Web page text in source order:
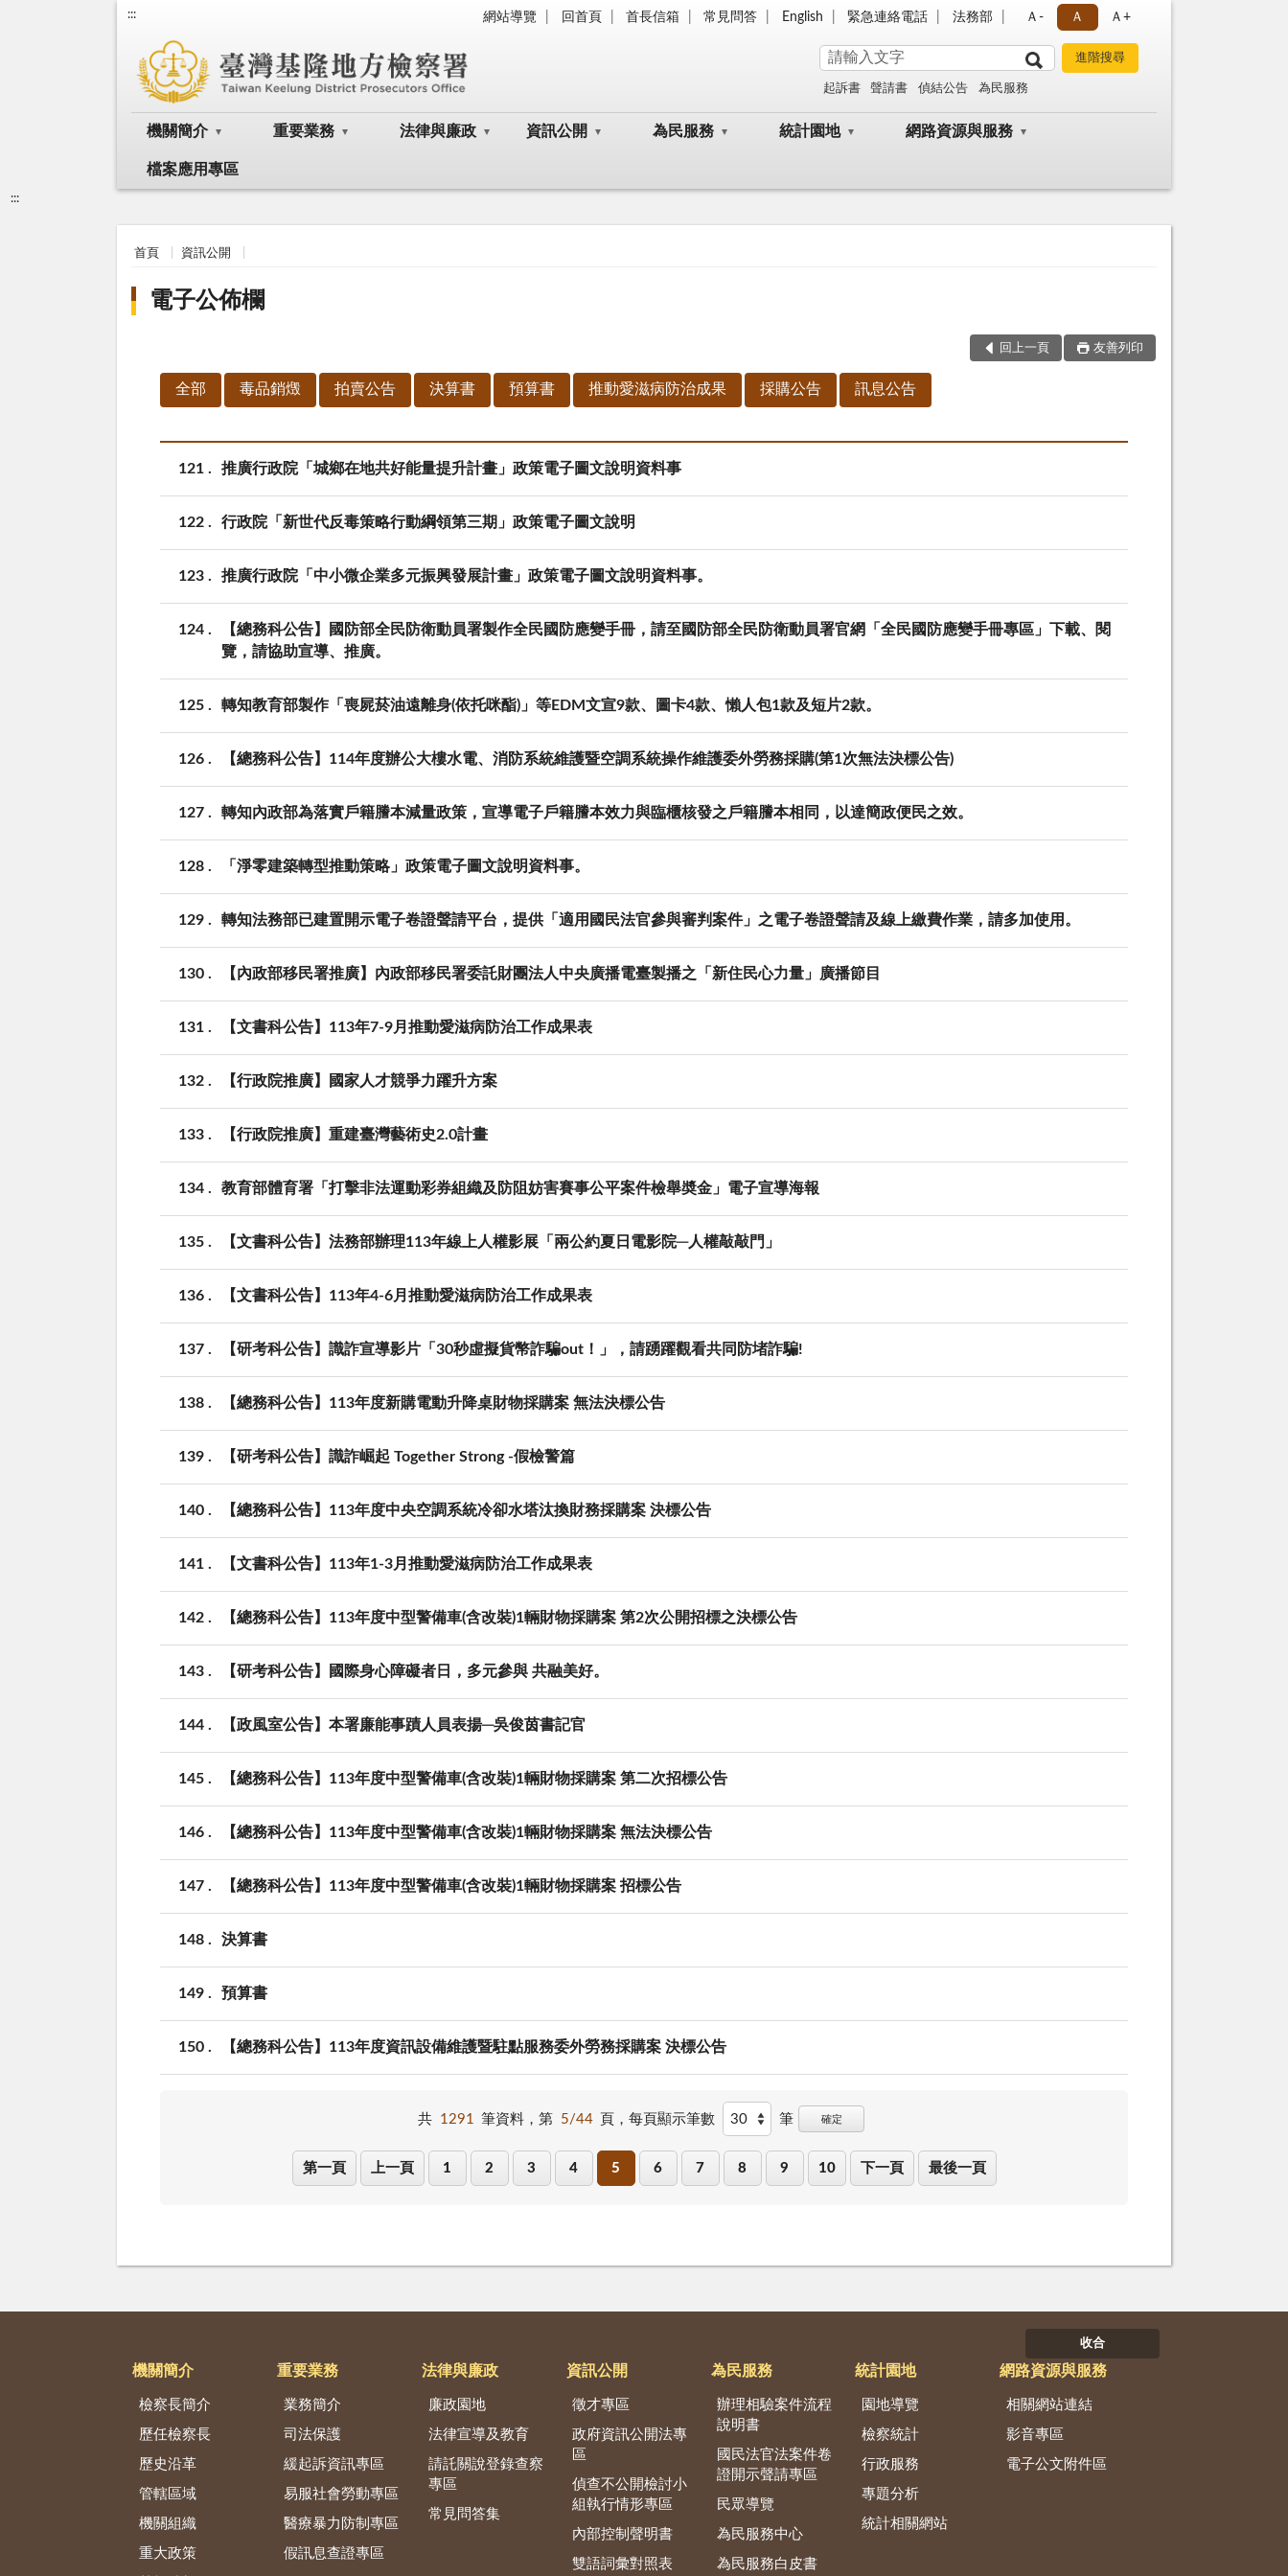
::: 網站導覽 回首頁 首長信箱 常見問答 English 緊急連絡電話 法務部 Ａ- Ａ Ａ+
起訴書 聲請書 偵結公告 為民服務
機關簡介 重要業務 法律與廉政 資訊公開 為民服務 統計園地 網路資源與服務
檔案應用專區
:::
首頁 資訊公開
電子公佈欄
回上一頁 友善列印
全部 毒品銷燬 拍賣公告 決算書 預算書 推動愛滋病防治成果 採購公告 訊息公告
121 推廣行政院「城鄉在地共好能量提升計畫」政策電子圖文說明資料事
122 行政院「新世代反毒策略行動綱領第三期」政策電子圖文說明
123 推廣行政院「中小微企業多元振興發展計畫」政策電子圖文說明資料事。
124
【總務科公告】國防部全民防衛動員署製作全民國防應變手冊，請至國防部全民防衛動員署官網「全民國防應變手冊專區」下載、閱
覽，請協助宣導、推廣。
125 轉知教育部製作「喪屍菸油遠離身(依托咪酯)」等EDM文宣9款、圖卡4款、懶人包1款及短片2款。
126 【總務科公告】114年度辦公大樓水電、消防系統維護暨空調系統操作維護委外勞務採購(第1次無法決標公告)
127 轉知內政部為落實戶籍謄本減量政策，宣導電子戶籍謄本效力與臨櫃核發之戶籍謄本相同，以達簡政便民之效。
128 「淨零建築轉型推動策略」政策電子圖文說明資料事。
129 轉知法務部已建置開示電子卷證聲請平台，提供「適用國民法官參與審判案件」之電子卷證聲請及線上繳費作業，請多加使用。
130 【內政部移民署推廣】內政部移民署委託財團法人中央廣播電臺製播之「新住民心力量」廣播節目
131 【文書科公告】113年7-9月推動愛滋病防治工作成果表
132 【行政院推廣】國家人才競爭力躍升方案
133 【行政院推廣】重建臺灣藝術史2.0計畫
134 教育部體育署「打擊非法運動彩券組織及防阻妨害賽事公平案件檢舉奬金」電子宣導海報
135 【文書科公告】法務部辦理113年線上人權影展「兩公約夏日電影院─人權敲敲門」
136 【文書科公告】113年4-6月推動愛滋病防治工作成果表
137 【研考科公告】識詐宣導影片「30秒虛擬貨幣詐騙out！」，請踴躍觀看共同防堵詐騙!
138 【總務科公告】113年度新購電動升降桌財物採購案 無法決標公告
139 【研考科公告】識詐崛起 Together Strong -假檢警篇
140 【總務科公告】113年度中央空調系統冷卻水塔汰換財務採購案 決標公告
141 【文書科公告】113年1-3月推動愛滋病防治工作成果表
142 【總務科公告】113年度中型警備車(含改裝)1輛財物採購案 第2次公開招標之決標公告
143 【研考科公告】國際身心障礙者日，多元參與 共融美好。
144 【政風室公告】本署廉能事蹟人員表揚─吳俊茵書記官
145 【總務科公告】113年度中型警備車(含改裝)1輛財物採購案 第二次招標公告
146 【總務科公告】113年度中型警備車(含改裝)1輛財物採購案 無法決標公告
147 【總務科公告】113年度中型警備車(含改裝)1輛財物採購案 招標公告
148 決算書
149 預算書
150 【總務科公告】113年度資訊設備維護暨駐點服務委外勞務採購案 決標公告
共 1291 筆資料，第 5/44 頁，每頁顯示筆數 筆 確定
第一頁 上一頁 1 2 3 4 5 6 7 8 9 10 下一頁 最後一頁
收合
機關簡介
檢察長簡介
歷任檢察長
歷史沿革
管轄區域
機關組織
重大政策
重要業務
業務簡介
司法保護
緩起訴資訊專區
易服社會勞動專區
醫療暴力防制專區
假訊息查證專區
法律與廉政
廉政園地
法律宣導及教育
請託關說登錄查察
專區
常見問答集
資訊公開
徵才專區
政府資訊公開法專
區
偵查不公開檢討小
組執行情形專區
內部控制聲明書
雙語詞彙對照表
為民服務
辦理相驗案件流程
說明書
國民法官法案件卷
證開示聲請專區
民眾導覽
為民服務中心
為民服務白皮書
統計園地
園地導覽
檢察統計
行政服務
專題分析
統計相關網站
網路資源與服務
相關網站連結
影音專區
電子公文附件區